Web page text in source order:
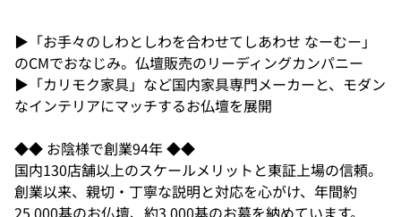
▶「お手々のしわとしわを合わせてしあわせ なーむー」
のCMでおなじみ。仏壇販売のリーディングカンパニー
▶「カリモク家具」など国内家具専門メーカーと、モダン
なインテリアにマッチするお仏壇を展開
◆◆ お陰様で創業94年 ◆◆
国内130店舗以上のスケールメリットと東証上場の信頼。
創業以来、親切・丁寧な説明と対応を心がけ、年間約
25,000基のお仏壇、約3,000基のお墓を納めています。